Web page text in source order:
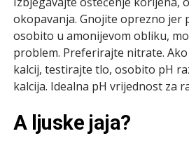
okopavanja. Gnojite oprezno jer
osobito u amonijevom obliku,
problem. Preferirajte nitrate. Ako
kalcij, testirajte tlo, osobito pH
kalcija. Idealna pH vrijednost za
A ljuske jaja?